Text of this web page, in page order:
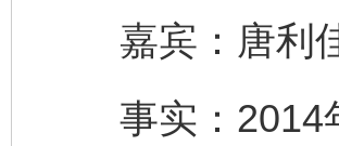
嘉宾：唐利
事实：2014年